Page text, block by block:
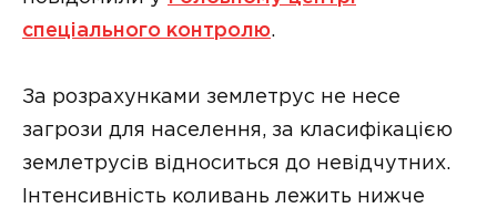
спеціального контролю.
За розрахунками землетрус не несе
загрози для населення, за класифікацією
землетрусів відноситься до невідчутних.
Інтенсивність коливань лежить нижче